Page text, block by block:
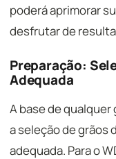
poderá aprimorar
desfrutar de
Preparação:
Adequada
A base de qualquer
a seleção de grãos
adequada. Para o